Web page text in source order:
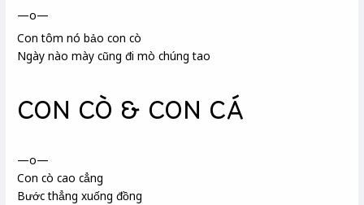
—o—
Con tôm nó bảo con cò
Ngày nào mày cũng đi mò chúng tao
CON CÒ & CON CÁ
—o—
Con cò cao cẳng
Bước thẳng xuống đồng